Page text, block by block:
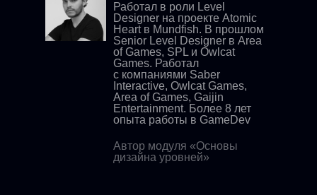
Работал в роли Level
Designer на проекте Atomic
Heart в Mundfish. В прошлом
Senior Level Designer в Area
of Games, SPL и Owlcat
Games. Работал
с компаниями Saber
Interactive, Owlcat Games,
Area of Games, Gaijin
Entertainment. Более 8 лет
опыта работы в GameDev
Автор модуля «Основы
дизайна уровней»